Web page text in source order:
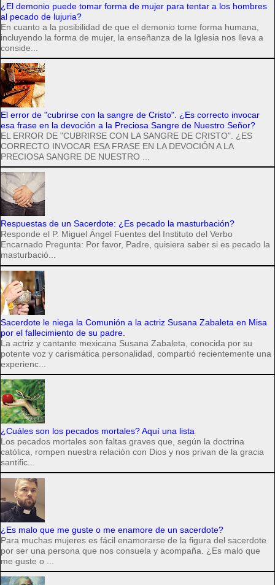
¿El demonio puede tomar forma de mujer para tentar a los hombres
al pecado de lujuria?
En cuanto a la posibilidad de que el demonio tome forma humana,
incluyendo la forma de mujer, la enseñanza de la Iglesia nos lleva a
conside...
El error de "cubrirse con la sangre de Cristo". ¿Es correcto invocar
esa frase en la devoción a la Preciosa Sangre de Nuestro Señor?
EL ERROR DE "CUBRIRSE CON LA SANGRE DE CRISTO". ¿ES
CORRECTO INVOCAR ESA FRASE EN LA DEVOCIÓN A LA
PRECIOSA SANGRE DE NUESTRO ...
Respuestas de un Sacerdote: ¿Es pecado la masturbación?
Responde el P. Miguel Ángel Fuentes del Instituto del Verbo
Encarnado Pregunta: Por favor, Padre, quisiera saber si es pecado la
masturbació...
Sacerdote le niega la Comunión a la actriz Susana Zabaleta en Misa
por el fallecimiento de su padre.
La actriz y cantante mexicana Susana Zabaleta, conocida por su
potente voz y carismática personalidad, compartió recientemente una
experienc...
¿Cuáles son los pecados mortales? Aquí una lista
Los pecados mortales son faltas graves que, según la doctrina
católica, rompen nuestra relación con Dios y nos privan de la gracia
santific...
¿Es malo que me guste o me enamore de un sacerdote?
Para muchas mujeres es fácil enamorarse de la figura del sacerdote
por ser una persona que nos consuela y acompaña. ¿Es malo que
me guste o ...